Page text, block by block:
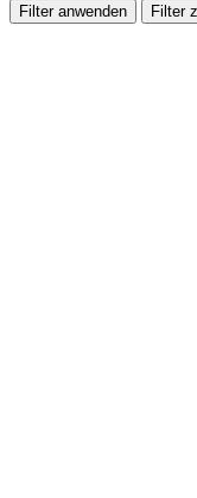
Filter anwenden Filter